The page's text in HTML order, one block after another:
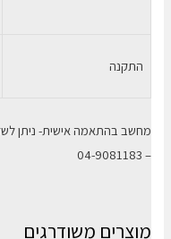
התקנה
מחשב בהתאמה אישית- ניתן
– 04-9081183
מוצרים משודרגים